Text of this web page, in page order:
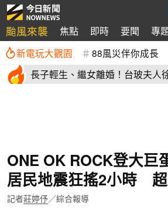
颱風來襲 焦點 即時 要聞 專
新電玩大觀園 88風災伴你成長
長子輕生、繼女離婚！台玻夫
ONE OK ROCK登大巨
居民地震狂搖2小時
記者莊婷伃／綜合報導